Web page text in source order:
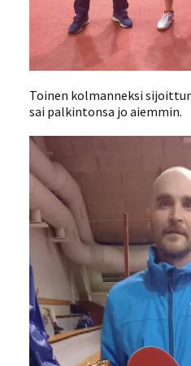
Toinen kolmanneksi
sai palkintonsa jo aiemmin.